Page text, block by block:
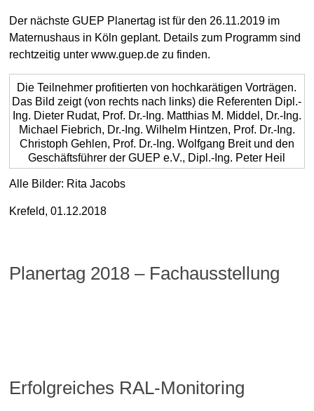
Der nächste GUEP Planertag ist für den 26.11.2019 im
Maternushaus in Köln geplant. Details zum Programm sind
rechtzeitig unter www.guep.de zu finden.
Die Teilnehmer profitierten von hochkarätigen Vorträgen.
Das Bild zeigt (von rechts nach links) die Referenten Dipl.-
Ing. Dieter Rudat, Prof. Dr.-Ing. Matthias M. Middel, Dr.-Ing.
Michael Fiebrich, Dr.-Ing. Wilhelm Hintzen, Prof. Dr.-Ing.
Christoph Gehlen, Prof. Dr.-Ing. Wolfgang Breit und den
Geschäftsführer der GUEP e.V., Dipl.-Ing. Peter Heil
Alle Bilder: Rita Jacobs
Krefeld, 01.12.2018
Planertag 2018 – Fachausstellung
Erfolgreiches RAL-Monitoring